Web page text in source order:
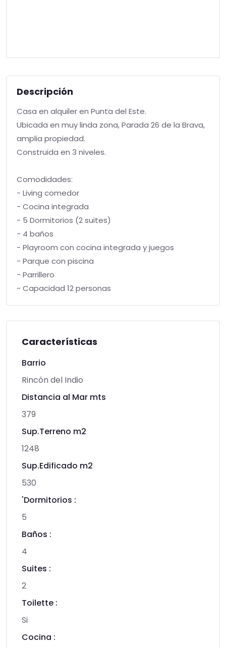
Descripción
Casa en alquiler en Punta del Este.
Ubicada en muy linda zona, Parada 26 de la Brava,
amplia propiedad.
Construida en 3 niveles.
Comodidades:
- Living comedor
- Cocina integrada
- 5 Dormitorios (2 suites)
- 4 baños
- Playroom con cocina integrada y juegos
- Parque con piscina
- Parrillero
- Capacidad 12 personas
Características
Barrio
Rincón del Indio
Distancia al Mar mts
379
Sup.Terreno m2
1248
Sup.Edificado m2
530
'Dormitorios :
5
Baños :
4
Suites :
2
Toilette :
Si
Cocina :